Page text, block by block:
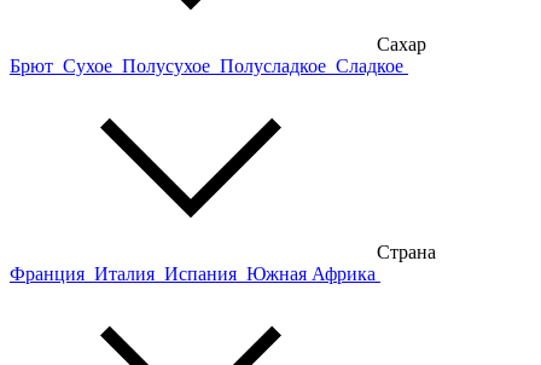
Сахар
Брют Сухое Полусухое Полусладкое Сладкое
Страна
Франция Италия Испания Южная Африка